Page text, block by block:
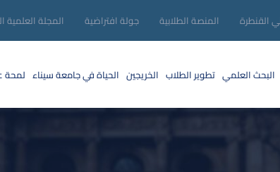
القنطرة المنصة الطلابية جولة افتراضية المجلة العلمية
البحث العلمي تطوير الطلاب الخريجين الحياة في جامعة سيناء لمحة